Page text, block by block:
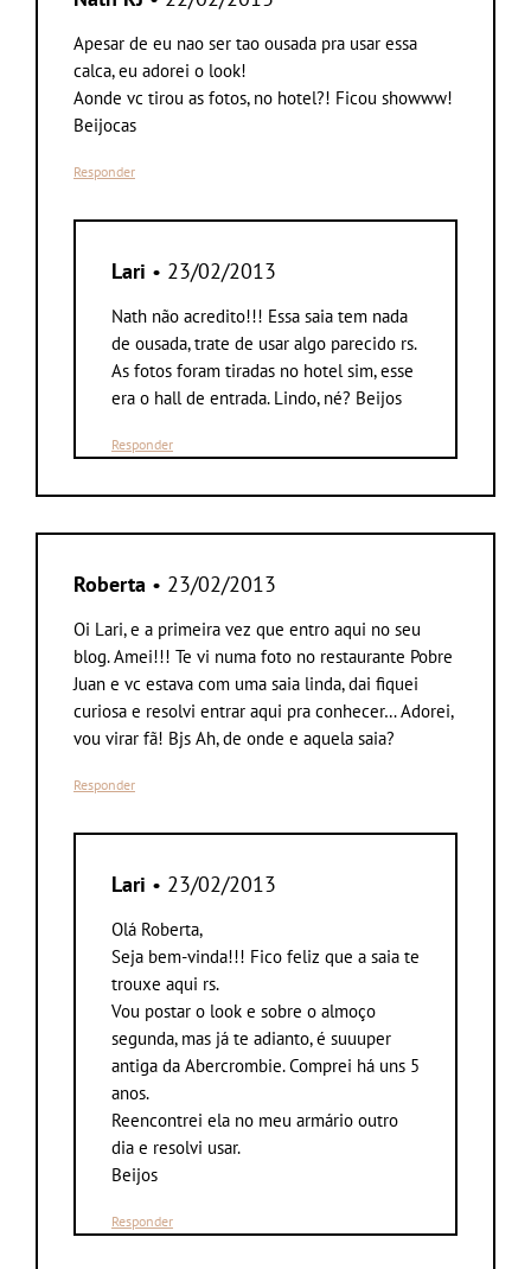
Apesar de eu nao ser tao ousada pra usar essa
calca, eu adorei o look!
Aonde vc tirou as fotos, no hotel?! Ficou showww!
Beijocas
Responder
Lari • 23/02/2013
Nath não acredito!!! Essa saia tem nada
de ousada, trate de usar algo parecido rs.
As fotos foram tiradas no hotel sim, esse
era o hall de entrada. Lindo, né? Beijos
Responder
Roberta • 23/02/2013
Oi Lari, e a primeira vez que entro aqui no seu
blog. Amei!!! Te vi numa foto no restaurante Pobre
Juan e vc estava com uma saia linda, dai fiquei
curiosa e resolvi entrar aqui pra conhecer… Adorei,
vou virar fã! Bjs Ah, de onde e aquela saia?
Responder
Lari • 23/02/2013
Olá Roberta,
Seja bem-vinda!!! Fico feliz que a saia te
trouxe aqui rs.
Vou postar o look e sobre o almoço
segunda, mas já te adianto, é suuuper
antiga da Abercrombie. Comprei há uns 5
anos.
Reencontrei ela no meu armário outro
dia e resolvi usar.
Beijos
Responder